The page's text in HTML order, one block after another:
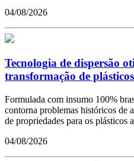
04/08/2026
Tecnologia de dispersão
transformação de plásticos
Formulada com insumo 100%
contorna problemas históricos de
de propriedades para os plásticos
04/08/2026